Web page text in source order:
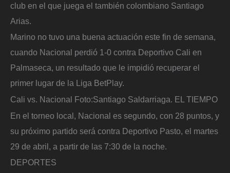
club en el que juega el también colombiano Santiago
Arias.
Marino no tuvo una buena actuación este fin de semana,
cuando Nacional perdió 1-0 contra Deportivo Cali en
Palmaseca, un resultado que le impidió recuperar el
primer lugar de la Liga BetPlay.
Cali vs. Nacional Foto:Santiago Saldarriaga. EL TIEMPO
En el torneo local, Nacional es segundo, con 28 puntos, y
su próximo partido será contra Deportivo Pasto, el martes
29 de abril, a partir de las 7:30 de la noche.
DEPORTES